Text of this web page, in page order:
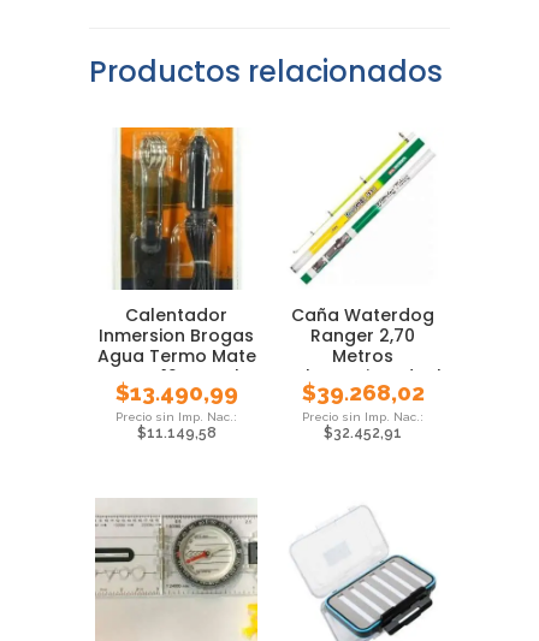
Productos relacionados
Calentador
Inmersion Brogas
Agua Termo Mate
Auto 12v Local
$13.490,99
$11.149,58
Caña Waterdog
Ranger 2,70
Metros
Telescopica Ideal
Pejerrey
$39.268,02
$32.452,91